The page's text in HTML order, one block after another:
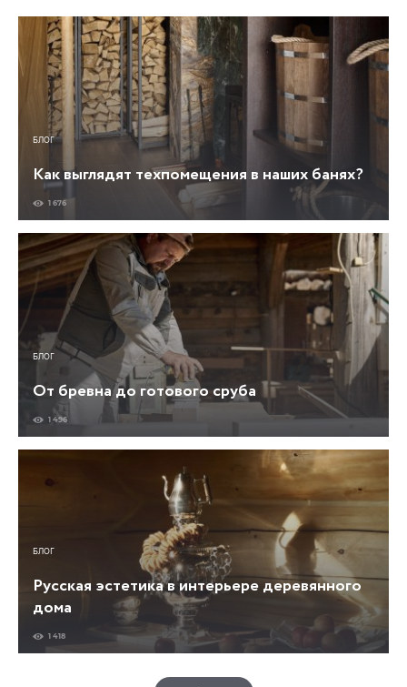
БЛОГ
Как выглядят техпомещения в наших банях?
1 676
БЛОГ
От бревна до готового сруба
1 496
БЛОГ
Русская эстетика в интерьере деревянного
дома
1 418